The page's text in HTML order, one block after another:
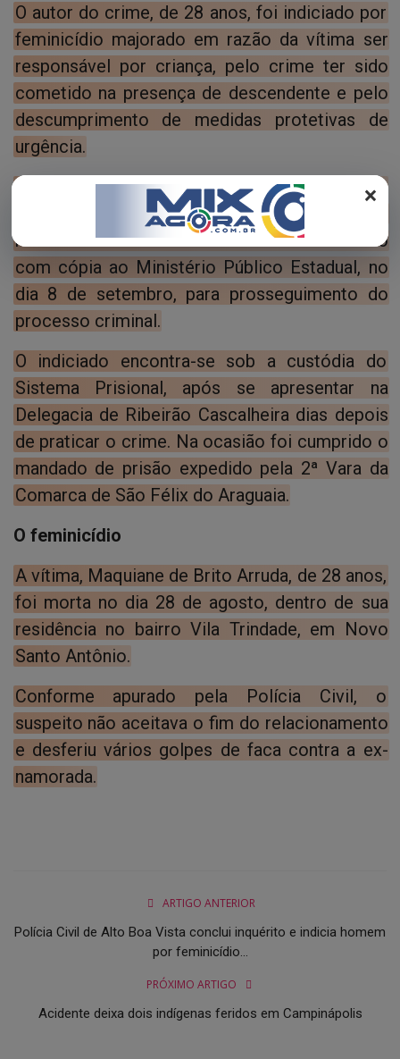
REGISTO
×
O autor do crime, de 28 anos, foi indiciado por
feminicídio majorado em razão da vítima ser
responsável por criança, pelo crime ter sido
cometido na presença de descendente e pelo
descumprimento de medidas protetivas de
urgência.
O inquérito presidido pelo delegado de Alto
Boa Vista, Daniel Antônio de Moura Neto, foi
relatado e encaminhado ao Poder Judiciário
com cópia ao Ministério Público Estadual, no
dia 8 de setembro, para prosseguimento do
processo criminal.
O indiciado encontra-se sob a custódia do
Sistema Prisional, após se apresentar na
Delegacia de Ribeirão Cascalheira dias depois
de praticar o crime. Na ocasião foi cumprido o
mandado de prisão expedido pela 2ª Vara da
Comarca de São Félix do Araguaia.
O feminicídio
A vítima, Maquiane de Brito Arruda, de 28 anos,
foi morta no dia 28 de agosto, dentro de sua
residência no bairro Vila Trindade, em Novo
Santo Antônio.
Conforme apurado pela Polícia Civil, o
suspeito não aceitava o fim do relacionamento
e desferiu vários golpes de faca contra a ex-
namorada.
ARTIGO ANTERIOR
Polícia Civil de Alto Boa Vista conclui inquérito e indicia homem
por feminicídio...
PRÓXIMO ARTIGO
Acidente deixa dois indígenas feridos em Campinápolis